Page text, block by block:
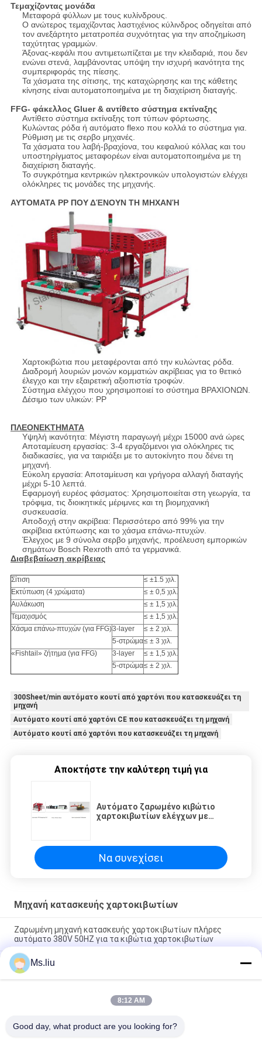
Τεμαχίζοντας μονάδα
Μεταφορά φύλλων με τους κυλίνδρους.
Ο ανώτερος τεμαχίζοντας λαστιχένιος κύλινδρος οδηγείται από
τον ανεξάρτητο μετατροπέα συχνότητας για την αποζημίωση
ταχύτητας γραμμών.
Άξονας-κεφάλι που αντιμετωπίζεται με την κλειδαριά, που δεν
ενώνει στενά, λαμβάνοντας υπόψη την ισχυρή ικανότητα της
συμπεριφοράς της πίεσης.
Τα χάσματα της σίτισης, της καταχώρησης και της κάθετης
κίνησης είναι αυτοματοποιημένα με τη διαχείριση διαταγής.
FFG- φάκελλος Gluer & αντίθετο σύστημα εκτίναξης
Αντίθετο σύστημα εκτίναξης τοπ τύπων φόρτωσης.
Κυλώντας ρόδα ή αυτόματο flexo που κολλά το σύστημα για.
Ρύθμιση με τις σερβο μηχανές.
Τα χάσματα του λαβή-βραχίονα, του κεφαλιού κόλλας και του
υποστηρίγματος μεταφορέων είναι αυτοματοποιημένα με τη
διαχείριση διαταγής.
Το συγκρότημα κεντρικών ηλεκτρονικών υπολογιστών ελέγχει
ολόκληρες τις μονάδες της μηχανής.
ΑΥΤΟΜΑΤΑ PP ΠΟΥ ΔΈΝΟΥΝ ΤΗ ΜΗΧΑΝΉ
Χαρτοκιβώτια που μεταφέρονται από την κυλώντας ρόδα.
Διαδρομή λουριών μονών κομματιών ακρίβειας για το θετικό
έλεγχο και την εξαιρετική αξιοπιστία τροφών.
Σύστημα ελέγχου που χρησιμοποιεί το σύστημα ΒΡΑΧΙΟΝΩΝ.
Δέσιμο των υλικών: PP
ΠΛΕΟΝΕΚΤΗΜΑΤΑ
Υψηλή ικανότητα: Μέγιστη παραγωγή μέχρι 15000 ανά ώρες
Αποταμίευση εργασίας: 3-4 εργαζόμενοι για ολόκληρες τις
διαδικασίες, για να ταιριάξει με το αυτοκίνητο που δένει τη
μηχανή.
Εύκολη εργασία: Αποταμίευση και γρήγορα αλλαγή διαταγής
μέχρι 5-10 λεπτά.
Εφαρμογή ευρέος φάσματος: Χρησιμοποιείται στη γεωργία, τα
τρόφιμα, τις διοικητικές μέριμνες και τη βιομηχανική
συσκευασία.
Αποδοχή στην ακρίβεια: Περισσότερο από 99% για την
ακρίβεια εκτύπωσης και το χάσμα επάνω-πτυχών.
Έλεγχος με 9 σύνολα σερβο μηχανής, προέλευση εμπορικών
σημάτων Bosch Rexroth από τα γερμανικά.
Διαβεβαίωση ακρίβειας
Σίτιση
≤ ±1.5 χιλ.
Εκτύπωση (4 χρώματα)
≤ ± 0,5 χιλ.
Αυλάκωση
≤ ± 1,5 χιλ.
Τεμαχισμός
≤ ± 1,5 χιλ.
Χάσμα επάνω-πτυχών (για FFG)3-layer
≤ ± 2 χιλ.
5-στρώμα≤ ± 3 χιλ.
«Fishtail» ζήτημα (για FFG)
3-layer
≤ ± 1,5 χιλ.
5-στρώμα≤ ± 2 χιλ.
300Sheet/min αυτόματο κουτί από χαρτόνι που κατασκευάζει τη
μηχανή
Αυτόματο κουτί από χαρτόνι CE που κατασκευάζει τη μηχανή
Αυτόματο κουτί από χαρτόνι που κατασκευάζει τη μηχανή
Αποκτήστε την καλύτερη τιμή για
Αυτόματο ζαρωμένο κιβώτιο
χαρτοκιβωτίων ελέγχων με
Να συνεχίσει
Μηχανή κατασκευής χαρτοκιβωτίων
Ζαρωμένη μηχανή κατασκευής χαρτοκιβωτίων πλήρες
αυτόματο 380V 50HZ για τα κιβώτια χαρτοκιβωτίων
Εκτυπωτής Slotter έξι μηχανών κατασκευής χαρτοκιβωτίων
χαρτονιού RDC Flexo περιστροφή άξονων
250 φύλλο/ελάχιστη μηχανή κατασκευής χαρτοκιβωτίων
1190x2400mm εκτυπωτής Slotter Flexo αυτόματος
Ms.liu
8:12 AM
Good day, what product are you looking for?